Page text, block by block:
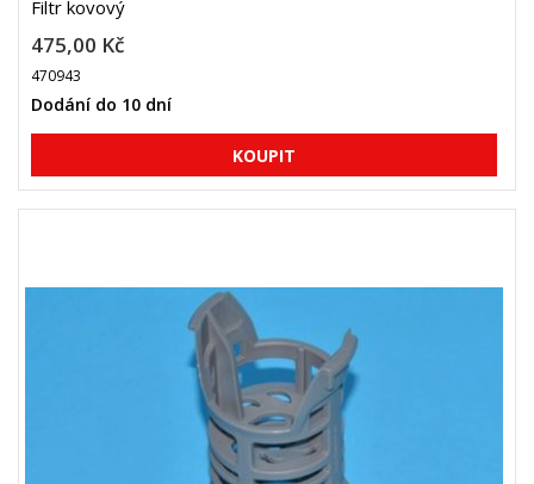
Filtr kovový
475,00 Kč
470943
Dodání do 10 dní